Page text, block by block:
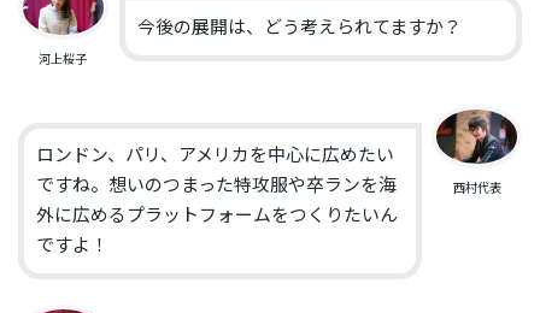
河上桜子
今後の展開は、どう考えられてますか？
西村代表
ロンドン、パリ、アメリカを中心に広めたい
ですね。想いのつまった特攻服や卒ランを海
外に広めるプラットフォームをつくりたいん
ですよ！